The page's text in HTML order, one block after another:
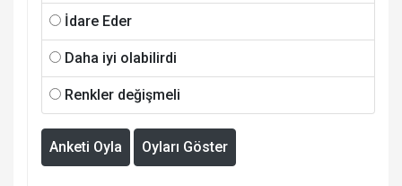
İdare Eder
Daha iyi olabilirdi
Renkler değişmeli
Anketi Oyla Oyları Göster